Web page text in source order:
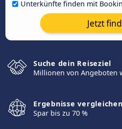
Unterkünfte finden mit
Jetzt
Suche dein Reiseziel
Millionen von Angeboten
Ergebnisse vergleichen
Spar bis zu 70 %